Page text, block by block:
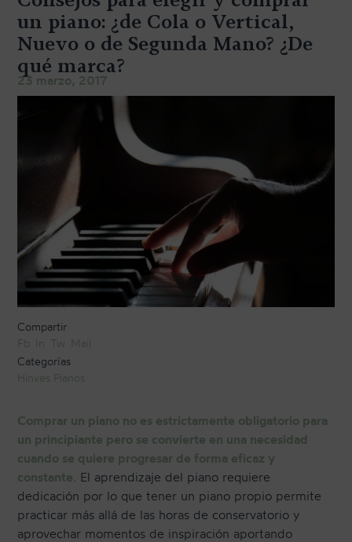
TRANSPORTE Y ALMACENAJE
MANTENIMIENTO Y TASACIÓN
RESTAURACIÓN
NOSOTROS
EQUIPO
MEDIOS
SHOWROOMS
NEWSLETTER
un piano: ¿de Cola o Vertical,
Nuevo o de Segunda Mano? ¿De
qué marca?
23 marzo, 2017
Compartir
Fb
In Tw
Mail
Categorías
Hinves Pianos
Comprar un piano no es estrictamente obligatorio para
un principiante pero se convierte en una necesidad
cuando se quiere progresar de forma eficaz y
constante . El aprendizaje del piano requiere
dedicación por lo que tener un piano propio permite
practicar más allá de las horas de conservatorio y
aprovechar momentos de inspiración aportando